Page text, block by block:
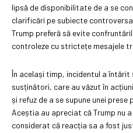
lipsă de disponibilitate de a se
clarificări pe subiecte
Trump preferă să evite
controleze cu strictețe mesajele
În același timp, incidentul a
susținători, care au văzut în
și refuz de a se supune unei
Aceștia au apreciat că Trump nu
considerat că reacția sa a fost